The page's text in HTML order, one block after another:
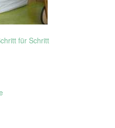
für Schritt